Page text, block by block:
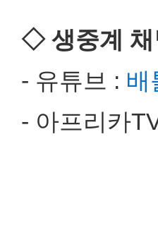
​◇ 생중계 채
- 유튜브 : 배
- 아프리카